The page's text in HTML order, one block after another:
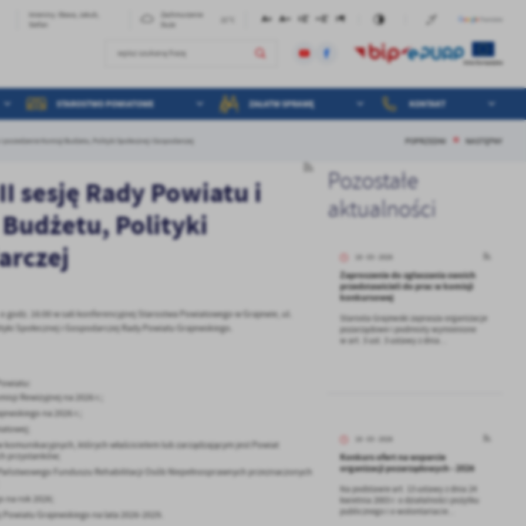
Imieniny: Sława, Jakub,
STAROSTWO POWIATOWE ZAŁATW SPRAWĘ KONTAKT
i posiedzenie Komisji Budżetu, Polityki Społecznej i Gospodarczej POPRZEDNI NASTĘPNY
sesję Rady Powiatu i
Polityki
16:00 w sali konferencyjnej Starostwa Powiatowego w Grajewie, ul.
Społecznej i Gospodarczej Rady Powiatu Grajewskiego.
Rewizyjnej na 2026 r.;
na 2026 r.;
których właścicielem lub zarządzającym jest Powiat
przystanków;
Funduszu Rehabilitacji Osób Niepełnosprawnych przeznaczonych
rok 2026;
Grajewskiego na lata 2026-2029.
Pozostałe
aktualności
Zaproszenie do zgłaszania swoich
przedstawicieli do prac w komisji
konkursowej
Starosta Grajewski zaprasza organizacje
pozarządowe i podmioty wymienione
w art. 3 ust. 3 ustawy z dnia...
Konkurs ofert na wsparcie
organizacji pozarządowych - 2026
Na podstawie art. 13 ustawy z dnia 24
kwietnia 2003 r. o działalności pożytku
publicznego i o wolontariacie...